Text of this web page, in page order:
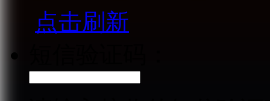
点击刷新